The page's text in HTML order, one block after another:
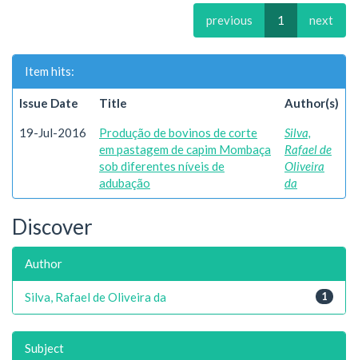
previous 1 next
Item hits:
Issue Date Title Author(s)
19-Jul-2016
Produção de bovinos de corte
em pastagem de capim Mombaça
sob diferentes níveis de
adubação
Silva,
Rafael de
Oliveira
da
Discover
Author
1
Silva, Rafael de Oliveira da
Subject